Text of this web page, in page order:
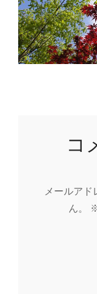
コ
メールアド
ん。